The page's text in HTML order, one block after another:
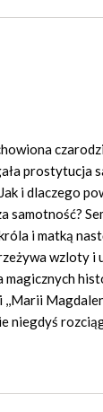
prostytucja
i dlaczego
samotność?
i matką
wzloty i
magicznych
,,Marii
niegdyś